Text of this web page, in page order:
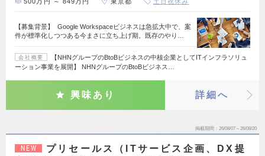
【募集背景】 Google Workspaceビジネスは急拡大中で、案
件が標準化しつつある今まさに立ち上げ期。既存のやり…
会社概要
【NHNグループのBtoBビジネスの中核企業としてITインフラソリュ
ーション事業を展開】 NHNグループのBtoBビジネス…
興味あり 詳細へ
掲載期間 26/08/07～26/08/20
NEW
プリセールス（ITサービス企画、DX提